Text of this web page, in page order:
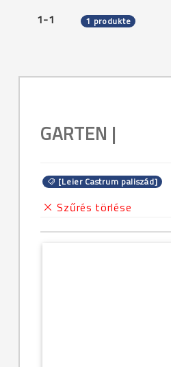
1-1 1 produkte
GARTEN |
[Leier Castrum paliszád]
Szűrés törlése